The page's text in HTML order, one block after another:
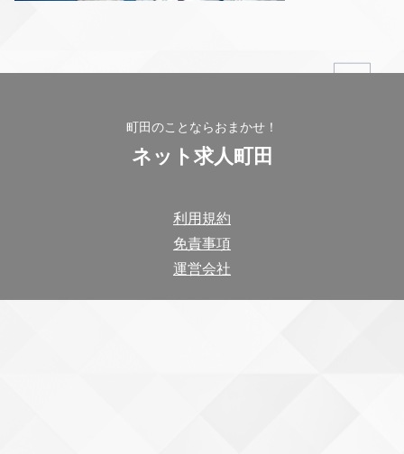
町田のことならおまかせ！
ネット求人町田
利用規約
免責事項
運営会社